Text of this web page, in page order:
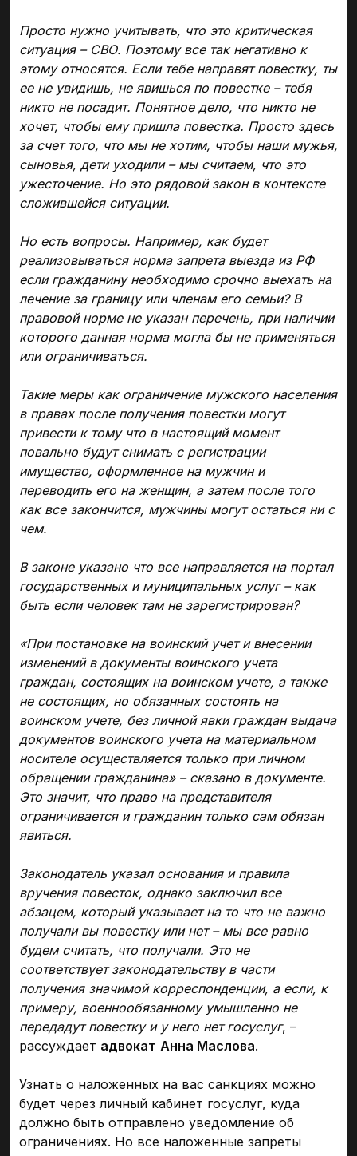
Просто нужно учитывать, что это критическая
ситуация – СВО. Поэтому все так негативно к
этому относятся. Если тебе направят повестку, ты
ее не увидишь, не явишься по повестке – тебя
никто не посадит. Понятное дело, что никто не
хочет, чтобы ему пришла повестка. Просто здесь
за счет того, что мы не хотим, чтобы наши мужья,
сыновья, дети уходили – мы считаем, что это
ужесточение. Но это рядовой закон в контексте
сложившейся ситуации.
Но есть вопросы. Например, как будет
реализовываться норма запрета выезда из РФ
если гражданину необходимо срочно выехать на
лечение за границу или членам его семьи? В
правовой норме не указан перечень, при наличии
которого данная норма могла бы не применяться
или ограничиваться.
Такие меры как ограничение мужского населения
в правах после получения повестки могут
привести к тому что в настоящий момент
повально будут снимать с регистрации
имущество, оформленное на мужчин и
переводить его на женщин, а затем после того
как все закончится, мужчины могут остаться ни с
чем.
В законе указано что все направляется на портал
государственных и муниципальных услуг – как
быть если человек там не зарегистрирован?
«При постановке на воинский учет и внесении
изменений в документы воинского учета
граждан, состоящих на воинском учете, а также
не состоящих, но обязанных состоять на
воинском учете, без личной явки граждан выдача
документов воинского учета на материальном
носителе осуществляется только при личном
обращении гражданина» – сказано в документе.
Это значит, что право на представителя
ограничивается и гражданин только сам обязан
явиться.
Законодатель указал основания и правила
вручения повесток, однако заключил все
абзацем, который указывает на то что не важно
получали вы повестку или нет – мы все равно
будем считать, что получали. Это не
соответствует законодательству в части
получения значимой корреспонденции, а если, к
примеру, военнообязанному умышленно не
передадут повестку и у него нет госуслуг, –
рассуждает адвокат Анна Маслова.
Узнать о наложенных на вас санкциях можно
будет через личный кабинет госуслуг, куда
должно быть отправлено уведомление об
ограничениях. Но все наложенные запреты